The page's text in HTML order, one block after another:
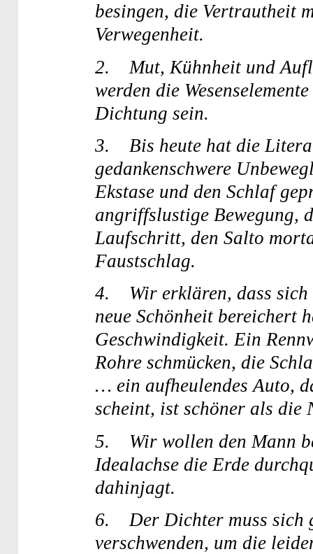
besingen, die Vertrautheit
Verwegenheit.
2. Mut, Kühnheit und
werden die
Dichtung sein.
3. Bis heute hat die
gedankenschwere
Ekstase und den Schlaf
angriffslustige Bewegung,
Laufschritt, den Salto
Faustschlag.
4. Wir erklären, dass sich
neue Schönheit bereichert
Geschwindigkeit. Ein
Rohre schmücken, die
… ein aufheulendes Auto,
scheint, ist schöner als die
5. Wir wollen den Mann
Idealachse die Erde
dahinjagt.
6. Der Dichter muss sich
verschwenden, um die